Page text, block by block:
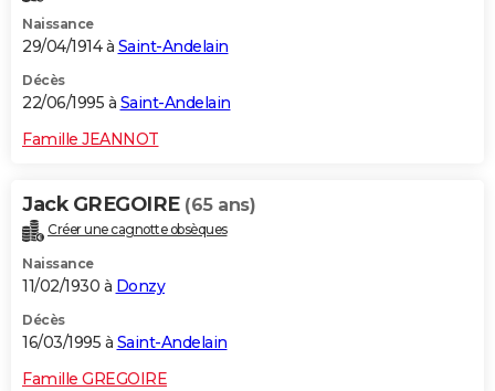
Naissance
29/04/1914 à Saint-Andelain
Décès
22/06/1995 à Saint-Andelain
Famille JEANNOT
Jack GREGOIRE (65 ans)
Créer une cagnotte obsèques
Naissance
11/02/1930 à Donzy
Décès
16/03/1995 à Saint-Andelain
Famille GREGOIRE